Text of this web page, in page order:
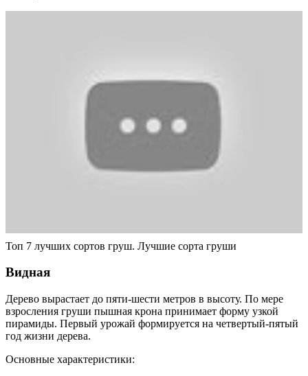
Топ 7 лучших сортов груш. Лучшие сорта груши
Видная
Дерево вырастает до пяти-шести метров в высоту. По мере
взросления груши пышная крона принимает форму узкой
пирамиды. Первый урожай формируется на четвертый-пятый
год жизни дерева.
Основные характеристики: